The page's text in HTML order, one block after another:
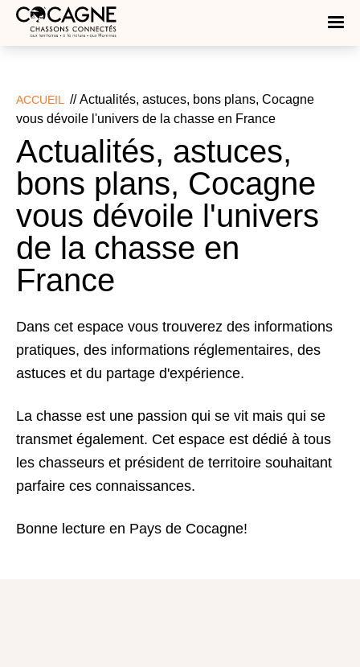
ACCUEIL // Actualités, astuces, bons plans, Cocagne
vous dévoile l'univers de la chasse en France
Actualités, astuces,
bons plans, Cocagne
vous dévoile l'univers
de la chasse en
France
Dans cet espace vous trouverez des informations
pratiques, des informations réglementaires, des
astuces et du partage d'expérience.
La chasse est une passion qui se vit mais qui se
transmet également. Cet espace est dédié à tous
les chasseurs et président de territoire souhaitant
parfaire ces connaissances.
Bonne lecture en Pays de Cocagne!